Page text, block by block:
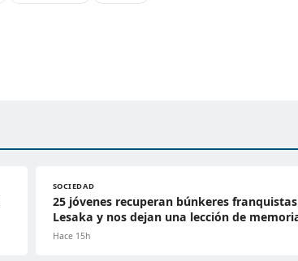
SOCIEDAD
25 jóvenes recuperan búnkeres
Lesaka y nos dejan una lección de
Hace 15h